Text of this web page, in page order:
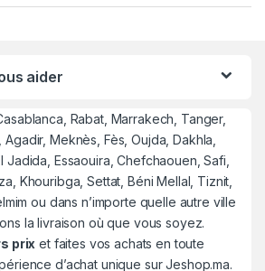
aider
Rabat, Marrakech, Tanger,
Agadir, Meknès, Fès, Oujda, Dakhla,
Jadida, Essaouira, Chefchaouen, Safi,
Khouribga, Settat, Béni Mellal, Tiznit,
ou dans n’importe quelle autre ville
la livraison où que vous soyez.
prix et faites vos achats en toute
d’achat unique sur Jeshop.ma.